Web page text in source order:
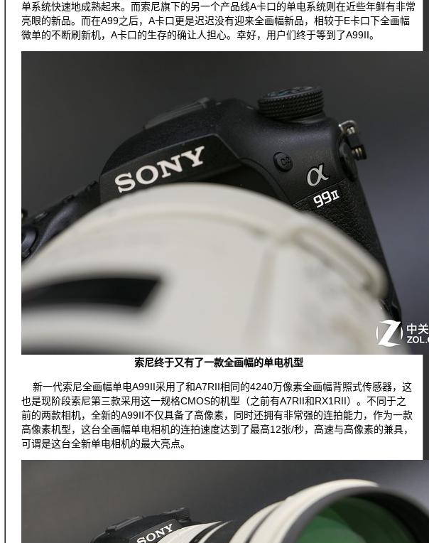
单系统快速地成熟起来。而索尼旗下的另一个产品线A卡口的单电系统则在近些年鲜有非常
亮眼的新品。而在A99之后，A卡口更是迟迟没有迎来全画幅新品，相较于E卡口下全画幅
微单的不断刷新机，A卡口的生存的确让人担心。幸好，用户们终于等到了A99II。
索尼终于又有了一款全画幅的单电机型
新一代索尼全画幅单电A99II采用了和A7RII相同的4240万像素全画幅背照式传感器，这
也是现阶段索尼第三款采用这一规格CMOS的机型（之前有A7RII和RX1RII）。不同于之
前的两款相机，全新的A99II不仅具备了高像素，同时还拥有非常强的连拍能力，作为一款
高像素机型，这台全画幅单电相机的连拍速度达到了最高12张/秒，高速与高像素的兼具，
可谓是这台全新单电相机的最大亮点。